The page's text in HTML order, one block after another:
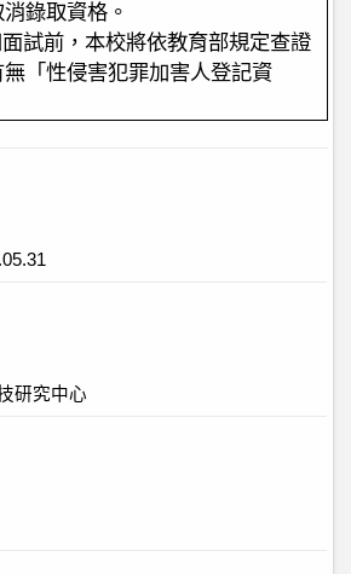
錄取資格。
試前，本校將依教育部規定查證
「性侵害犯罪加害人登記資
研究中心